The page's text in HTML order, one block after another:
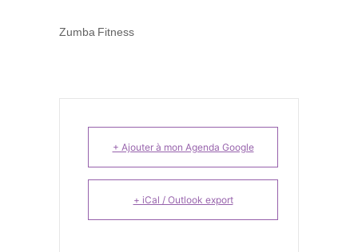
Zumba Fitness
+ Ajouter à mon Agenda Google
+ iCal / Outlook export